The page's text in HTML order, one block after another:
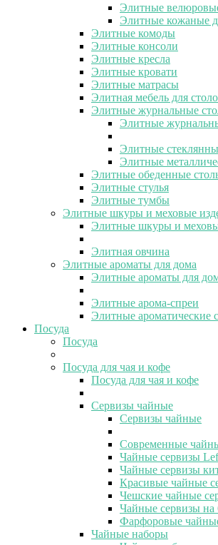
Элитные
Элитные кожаные
Элитные комоды
Элитные консоли
Элитные кресла
Элитные кровати
Элитные матрасы
Элитная мебель для
Элитные журнальные
Элитные
Элитные
Элитные
Элитные обеденные
Элитные стулья
Элитные тумбы
Элитные шкуры и меховые
Элитные шкуры и
Элитная овчина
Элитные ароматы для дома
Элитные ароматы для
Элитные арома-спреи
Элитные ароматические
Посуда
Посуда
Посуда для чая и кофе
Посуда для чая и кофе
Сервизы чайные
Сервизы чайные
Современные
Чайные сервизы
Чайные сервизы
Красивые чайные
Чешские чайные
Чайные сервизы на
Фарфоровые
Чайные наборы